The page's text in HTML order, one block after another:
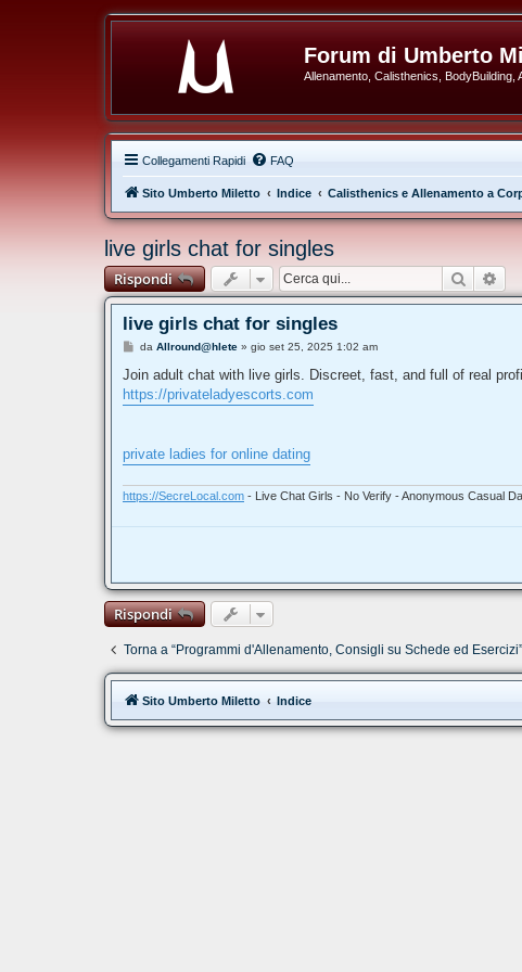
Forum di Umberto
Allenamento, Calisthenics, BodyBuilding,
Collegamenti Rapidi FAQ
Sito Umberto Miletto Indice Calisthenics e Allenamento a
live girls chat for singles
Rispondi Cerca
live girls chat for singles
M
s
a
o
da Allround@hlete» gio set 25, 2025 1:02 am
Join adult chat with live girls. Discreet, fast, and full of real
https://privateladyescorts.com
private ladies for online dating
https://SecreLocal.com - Live Chat Girls - No Verify - Anonymous Casual
Rispondi
Torna a “Programmi d'Allenamento, Consigli su Schede ed Esercizi”
Sito Umberto Miletto Indice